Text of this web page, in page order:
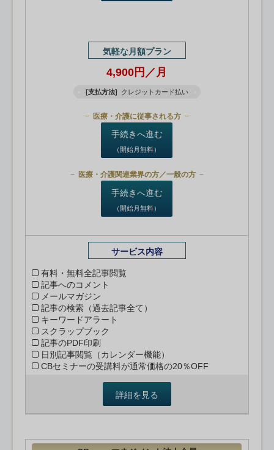
気軽な月額プラン
4,900円／月
[支払方法] クレジットカード払い
医療・介護に従事される方
手続きへ進む
（開始月無料）
医療・介護関連業界の方／一般の方
手続きへ進む
（開始月無料）
サービス内容
有料・無料全記事閲覧
記事へのコメント
メールマガジン
記事の検索（過去記事全て）
キーワードアラート
スクラップブック
記事のPDF印刷
日別記事閲覧（カレンダー機能）
CBセミナーの受講料が通常価格の20％OFF
詳細を見る